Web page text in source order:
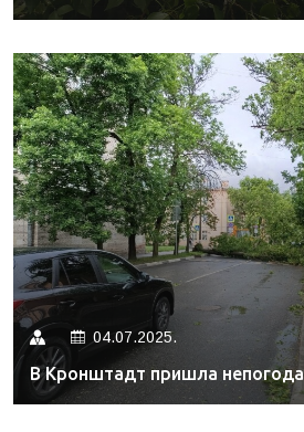
04.07.2025.
В Кронштадт пришла непогода